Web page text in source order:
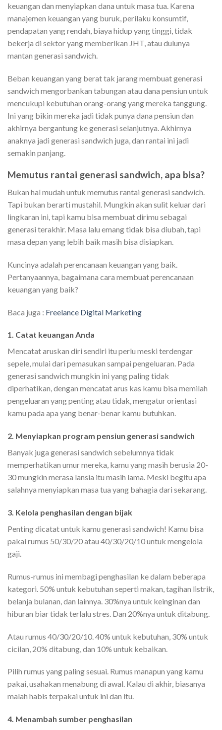
keuangan dan menyiapkan dana untuk masa tua. Karena
manajemen keuangan yang buruk, perilaku konsumtif,
pendapatan yang rendah, biaya hidup yang tinggi, tidak
bekerja di sektor yang memberikan JHT, atau dulunya
mantan generasi sandwich.
Beban keuangan yang berat tak jarang membuat generasi
sandwich mengorbankan tabungan atau dana pensiun untuk
mencukupi kebutuhan orang-orang yang mereka tanggung.
Ini yang bikin mereka jadi tidak punya dana pensiun dan
akhirnya bergantung ke generasi selanjutnya. Akhirnya
anaknya jadi generasi sandwich juga, dan rantai ini jadi
semakin panjang.
Memutus rantai generasi sandwich, apa bisa?
Bukan hal mudah untuk memutus rantai generasi sandwich.
Tapi bukan berarti mustahil. Mungkin akan sulit keluar dari
lingkaran ini, tapi kamu bisa membuat dirimu sebagai
generasi terakhir. Masa lalu emang tidak bisa diubah, tapi
masa depan yang lebih baik masih bisa disiapkan.
Kuncinya adalah perencanaan keuangan yang baik.
Pertanyaannya, bagaimana cara membuat perencanaan
keuangan yang baik?
Baca juga : Freelance Digital Marketing
1. Catat keuangan Anda
Mencatat aruskan diri sendiri itu perlu meski terdengar
sepele, mulai dari pemasukan sampai pengeluaran. Pada
generasi sandwich mungkin ini yang paling tidak
diperhatikan, dengan mencatat arus kas kamu bisa memilah
pengeluaran yang penting atau tidak, mengatur orientasi
kamu pada apa yang benar-benar kamu butuhkan.
2. Menyiapkan program pensiun generasi sandwich
Banyak juga generasi sandwich sebelumnya tidak
memperhatikan umur mereka, kamu yang masih berusia 20-
30 mungkin merasa lansia itu masih lama. Meski begitu apa
salahnya menyiapkan masa tua yang bahagia dari sekarang.
3. Kelola penghasilan dengan bijak
Penting dicatat untuk kamu generasi sandwich! Kamu bisa
pakai rumus 50/30/20 atau 40/30/20/10 untuk mengelola
gaji.
Rumus-rumus ini membagi penghasilan ke dalam beberapa
kategori. 50% untuk kebutuhan seperti makan, tagihan listrik,
belanja bulanan, dan lainnya. 30%nya untuk keinginan dan
hiburan biar tidak terlalu stres. Dan 20%nya untuk ditabung.
Atau rumus 40/30/20/10. 40% untuk kebutuhan, 30% untuk
cicilan, 20% ditabung, dan 10% untuk kebaikan.
Pilih rumus yang paling sesuai. Rumus manapun yang kamu
pakai, usahakan menabung di awal. Kalau di akhir, biasanya
malah habis terpakai untuk ini dan itu.
4. Menambah sumber penghasilan